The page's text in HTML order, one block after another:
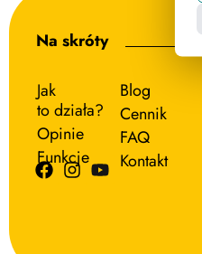
Na skróty
Jak
to działa?
Opinie
Funkcje
Blog
Cennik
FAQ
Kontakt